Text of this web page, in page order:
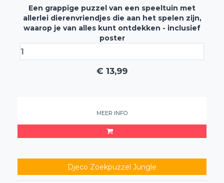
Een grappige puzzel van een speeltuin met
allerlei dierenvriendjes die aan het spelen zijn,
waarop je van alles kunt ontdekken - inclusief
poster
€ 13,99
MEER INFO
Djeco Zoekpuzzel Jungle